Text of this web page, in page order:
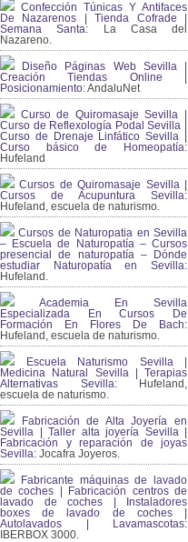
Confección Túnicas Y Antifaces
De Nazarenos | Tienda Cofrade |
Semana Santa: La Casa del
Nazareno.
Diseño Páginas Web Sevilla |
Creación Tiendas Online |
Posicionamiento:AndaluNet
Curso de Quiromasaje Sevilla |
Curso de Reflexología Podal Sevilla |
Curso de Drenaje Linfático Sevilla |
Curso básico de Homeopatía:
Hufeland
Cursos de Quiromasaje Sevilla |
Cursos de Acupuntura Sevilla:
Hufeland, escuela de naturismo.
Cursos de Naturopatia en Sevilla
– Escuela de Naturopatía – Cursos
presencial de naturopatía – Dónde
estudiar Naturopatía en Sevilla:
Hufeland.
Academia En Sevilla
Especializada En Cursos De
Formación En Flores De Bach:
Hufeland, escuela de naturismo.
Escuela Naturismo Sevilla |
Medicina Natural Sevilla | Terapias
Alternativas Sevilla: Hufeland,
escuela de naturismo.
Fabricación de Alta Joyería en
Sevilla | Taller alta joyería Sevilla |
Fabricación y reparación de joyas
Sevilla: Jocafra Joyeros.
Fabricante máquinas de lavado
de coches | Fabricación centros de
lavado de coches | Instaladores
boxes de lavado de coches |
Autolavados | Lavamascotas:
IBERBOX 3000.